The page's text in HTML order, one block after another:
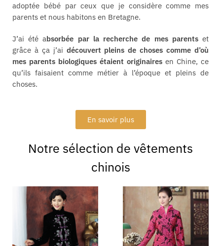
adoptée bébé par ceux que je considère comme mes
parents et nous habitons en Bretagne.
J’ai été absorbée par la recherche de mes parentset
grâce à ça j’ai découvert pleins de choses comme d’où
mes parents biologiques étaient originaires en Chine, ce
qu’ils faisaient comme métier à l’époque et pleins de
choses.
En savoir plus
Notre sélection de vêtements
chinois